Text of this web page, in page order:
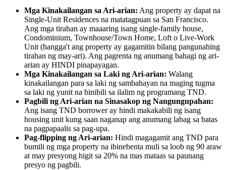
Mga Kinakailangan sa Ari-arian: Ang property ay dapat na
Single-Unit Residences na matatagpuan sa San Francisco.
Ang mga tirahan ay maaaring isang single-family house,
Condominium, Townhouse/Town Home, Loft o Live-Work
Unit (hangga't ang property ay gagamitin bilang pangunahing
tirahan ng may-ari). Ang pagrenta ng anumang bahagi ng ari-
arian ay HINDI pinapayagan.
Mga Kinakailangan sa Laki ng Ari-arian: Walang
kinakailangan para sa laki ng sambahayan na maging tugma
sa laki ng yunit na binibili sa ilalim ng programang TND.
Pagbili ng Ari-arian na Sinasakop ng Nangungupahan:
Ang isang TND borrower ay hindi makakabili ng isang
housing unit kung saan naganap ang anumang labag sa batas
na pagpapaalis sa pag-upa.
Pag-flipping ng Ari-arian: Hindi magagamit ang TND para
bumili ng mga property na ibinebenta muli sa loob ng 90 araw
at may presyong higit sa 20% na mas mataas sa paunang
presyo ng pagbili.